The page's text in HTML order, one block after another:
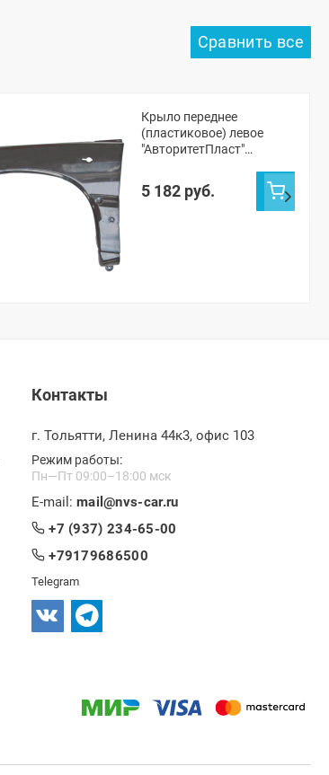
Крыло переднее
(пластиковое) левое
"АвторитетПласт"
(неокрашенное)
5 182 руб.
Контакты
г. Тольятти, Ленина 44к3, офис 103
Режим работы:
Пн—Пт 09:00–18:00 мск
E-mail: mail@nvs-car.ru
+7 (937) 234-65-00
+79179686500
Telegram